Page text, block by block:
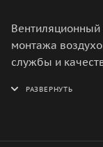
Вентиляционный
монтажа
службы и
изолированных